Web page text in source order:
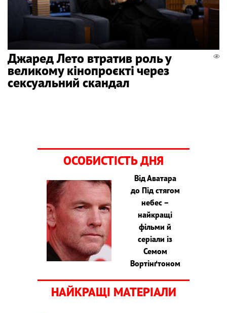
Джаред Лето втратив роль у
великому кінопроєкті через
сексуальний скандал
ОСОБИСТІСТЬ ДНЯ
Від Аватара
до Під стягом
небес –
найкращі
фільми й
серіали із
Семом
Вортінґтоном
НАЙКРАЩІ МАТЕРІАЛИ